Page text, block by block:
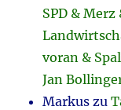
SPD &
voran &
Jan
Markus zu